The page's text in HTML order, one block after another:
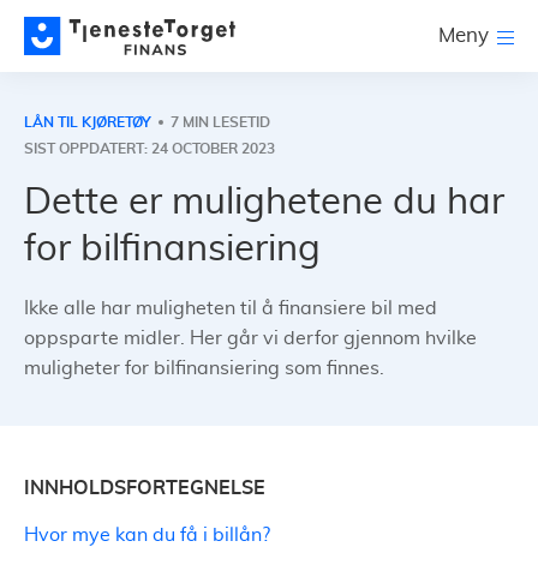
Meny
LÅN TIL KJØRETØY
7 MIN LESETID
SIST OPPDATERT: 24 OCTOBER 2023
Dette er mulighetene du har
for bilfinansiering
Ikke alle har muligheten til å finansiere bil med
oppsparte midler. Her går vi derfor gjennom hvilke
muligheter for bilfinansiering som finnes.
INNHOLDSFORTEGNELSE
Hvor mye kan du få i billån?